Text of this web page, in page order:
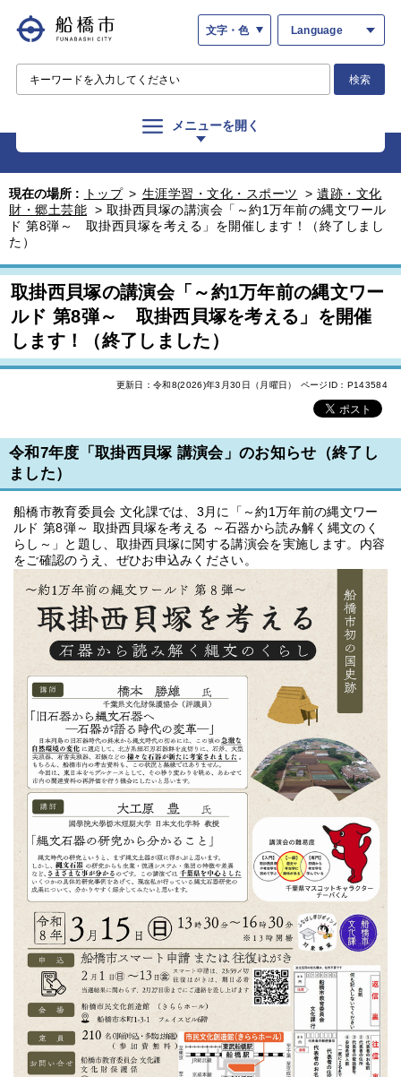
文字・色 Language
検索
メニューを開く
現在の場所 : トップ > 生涯学習・文化・スポーツ > 遺跡・文化
財・郷土芸能 > 取掛西貝塚の講演会「～約1万年前の縄文ワール
ド 第8弾～ 取掛西貝塚を考える」を開催します！（終了しまし
た）
取掛西貝塚の講演会「～約1万年前の縄文ワー
ルド 第8弾～ 取掛西貝塚を考える」を開催
します！（終了しました）
更新日：令和8(2026)年3月30日（月曜日） ページID：P143584
令和7年度「取掛西貝塚 講演会」のお知らせ（終了し
ました）
船橋市教育委員会 文化課では、3月に「～約1万年前の縄文ワー
ルド 第8弾～ 取掛西貝塚を考える ～石器から読み解く縄文のく
らし～」と題し、取掛西貝塚に関する講演会を実施します。内容
をご確認のうえ、ぜひお申込みください。